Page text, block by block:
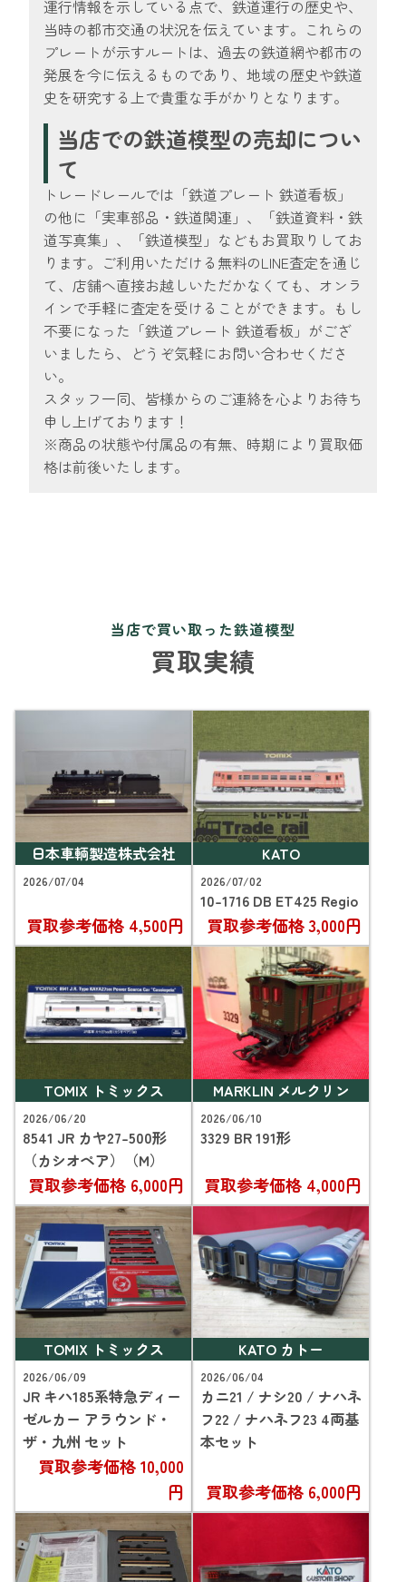
運行情報を示している点で、鉄道運行の歴史や、
当時の都市交通の状況を伝えています。これらの
プレートが示すルートは、過去の鉄道網や都市の
発展を今に伝えるものであり、地域の歴史や鉄道
史を研究する上で貴重な手がかりとなります。
当店での鉄道模型の売却につい
て
トレードレールでは「鉄道プレート 鉄道看板」
の他に「実車部品・鉄道関連」、「鉄道資料・鉄
道写真集」、「鉄道模型」などもお買取りしてお
ります。ご利用いただける無料のLINE査定を通じ
て、店舗へ直接お越しいただかなくても、オンラ
インで手軽に査定を受けることができます。もし
不要になった「鉄道プレート 鉄道看板」がござ
いましたら、どうぞ気軽にお問い合わせくださ
い。
スタッフ一同、皆様からのご連絡を心よりお待ち
申し上げております！
※商品の状態や付属品の有無、時期により買取価
格は前後いたします。
当店で買い取った鉄道模型
買取実績
日本車輌製造株式会社
2026/07/04
買取参考価格 4,500円
KATO
2026/07/02
10-1716 DB ET425 Regio
買取参考価格3,000円
TOMIX トミックス
2026/06/20
8541 JR カヤ27-500形
（カシオペア）（M）
買取参考価格 6,000円
MARKLIN メルクリン
2026/06/10
3329 BR 191形
買取参考価格 4,000円
TOMIX トミックス
2026/06/09
JR キハ185系特急ディー
ゼルカー アラウンド・
ザ・九州 セット
買取参考価格10,000
円
KATO カトー
2026/06/04
カニ21 / ナシ20 / ナハネ
フ22 / ナハネフ23 4両基
本セット
買取参考価格 6,000円